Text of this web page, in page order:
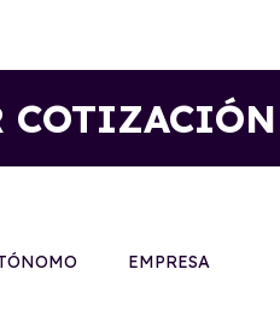
COTIZACIÓN
EMPRESA